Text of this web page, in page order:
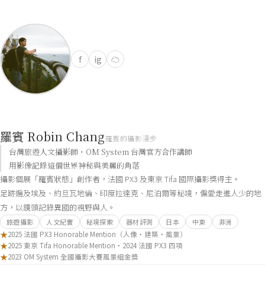
f ig ☁
羅賓 Robin Chang羅賓的攝影漫步
台灣旅遊人文攝影師・OM System 台灣官方合作講師
用影像記錄這個世界神秘與美麗的角落
攝影個展「羅賓狀態」創作者，法國 PX3 及東京 Tifa 國際攝影獎得主。
足跡遍及埃及、約旦瓦地倫、印度拉達克、尼泊爾等秘境，偏愛走進人少的地
方，以鏡頭記錄異國的視野與人。
旅遊攝影 人文紀實 秘境探索 器材評測 日本 中東 非洲
★2025 法國 PX3 Honorable Mention（人像・建築・風景）
★2025 東京 Tifa Honorable Mention・2024 法國 PX3 四項
★2023 OM System 全國攝影大賽風景組金獎